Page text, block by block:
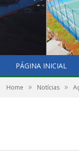
PÁGINA INICIAL
Home » Notícias »